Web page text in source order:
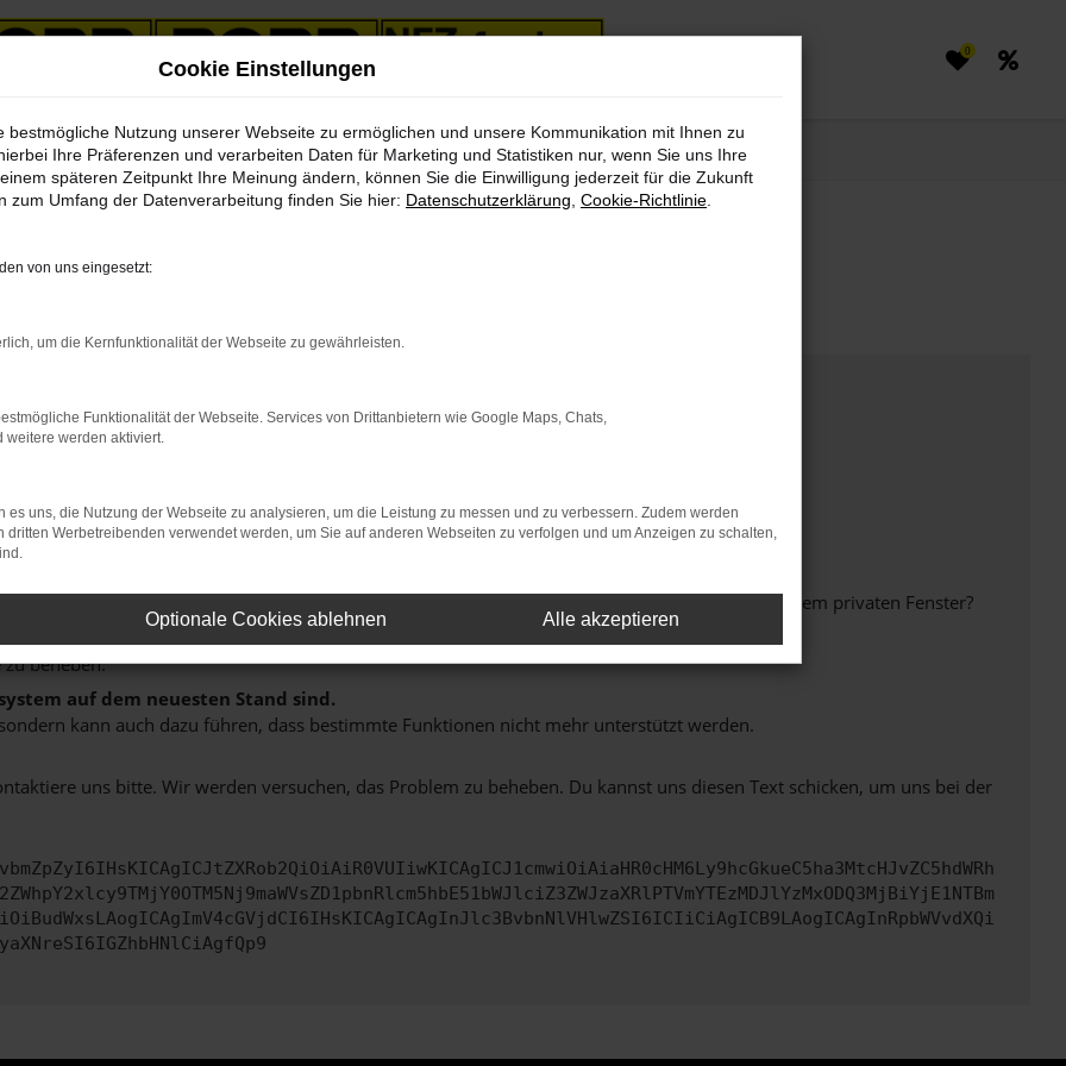
0
LKWs in unserem Fahrzeugmarkt finden
bestimmter Seiten verhindern. Funktioniert die Seite in einem anderen Browser oder in einem privaten Fenster?
beheben.
auf dem neuesten Stand sind.
kann auch dazu führen, dass bestimmte Funktionen nicht mehr unterstützt werden.
uns bitte. Wir werden versuchen, das Problem zu beheben. Du kannst uns diesen Text schicken, um uns bei der
Cookie Einstellungen
bestmögliche Nutzung unserer Webseite zu ermöglichen und unsere Kommunikation mit Ihnen zu
Ihre Präferenzen und verarbeiten Daten für Marketing und Statistiken nur, wenn Sie uns Ihre
späteren Zeitpunkt Ihre Meinung ändern, können Sie die Einwilligung jederzeit für die Zukunft
zum Umfang der Datenverarbeitung finden Sie hier: Datenschutzerklärung Cookie-Richtlinie
von uns eingesetzt:
um die Kernfunktionalität der Webseite zu gewährleisten.
Funktionalität der Webseite. Services von Drittanbietern wie Google Maps, Chats,
weitere werden aktiviert.
es uns, die Nutzung der Webseite zu analysieren, um die Leistung zu messen und zu verbessern. Zudem werden
dritten Werbetreibenden verwendet werden, um Sie auf anderen Webseiten zu verfolgen und um Anzeigen zu schalten,
Optionale Cookies ablehnen Alle akzeptieren